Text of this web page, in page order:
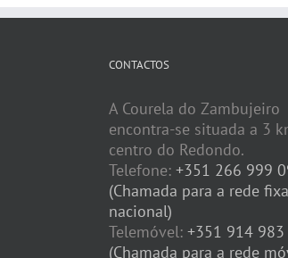
CONTACTOS
A Courela do Zambujeiro
encontra-se situada a 3
centro do Redondo.
Telefone: +351 266 999
(Chamada para a rede fixa
nacional)
Telemóvel: +351 914
(Chamada para a rede